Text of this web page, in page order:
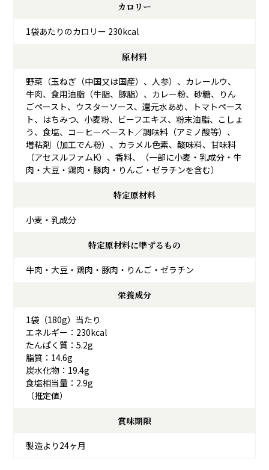
カロリー
1袋あたりのカロリー 230kcal
原材料
野菜（玉ねぎ（中国又は国産）、人参）、カレールウ、
牛肉、食用油脂（牛脂、豚脂）、カレー粉、砂糖、りん
ごペースト、ウスターソース、還元水あめ、トマトペース
ト、はちみつ、小麦粉、ビーフエキス、粉末油脂、こしょ
う、食塩、コーヒーペースト／調味料（アミノ酸等）、
増粘剤（加工でん粉）、カラメル色素、酸味料、甘味料
（アセスルファムK）、香料、（一部に小麦・乳成分・牛
肉・大豆・鶏肉・豚肉・りんご・ゼラチンを含む）
特定原材料
小麦・乳成分
特定原材料に準ずるもの
牛肉・大豆・鶏肉・豚肉・りんご・ゼラチン
栄養成分
1袋（180g）当たり
エネルギー：230kcal
たんぱく質：5.2g
脂質：14.6g
炭水化物：19.4g
食塩相当量：2.9g
（推定値）
賞味期限
製造より24ヶ月